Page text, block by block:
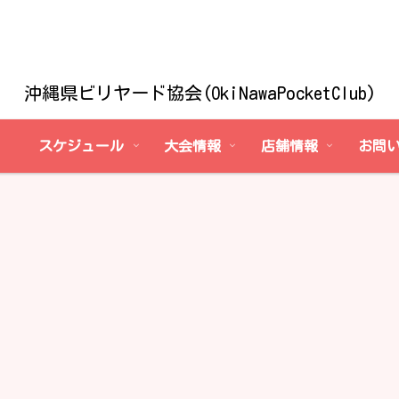
沖縄県ビリヤード協会(OkiNawaPocketClub)
スケジュール 大会情報 店舗情報 お問